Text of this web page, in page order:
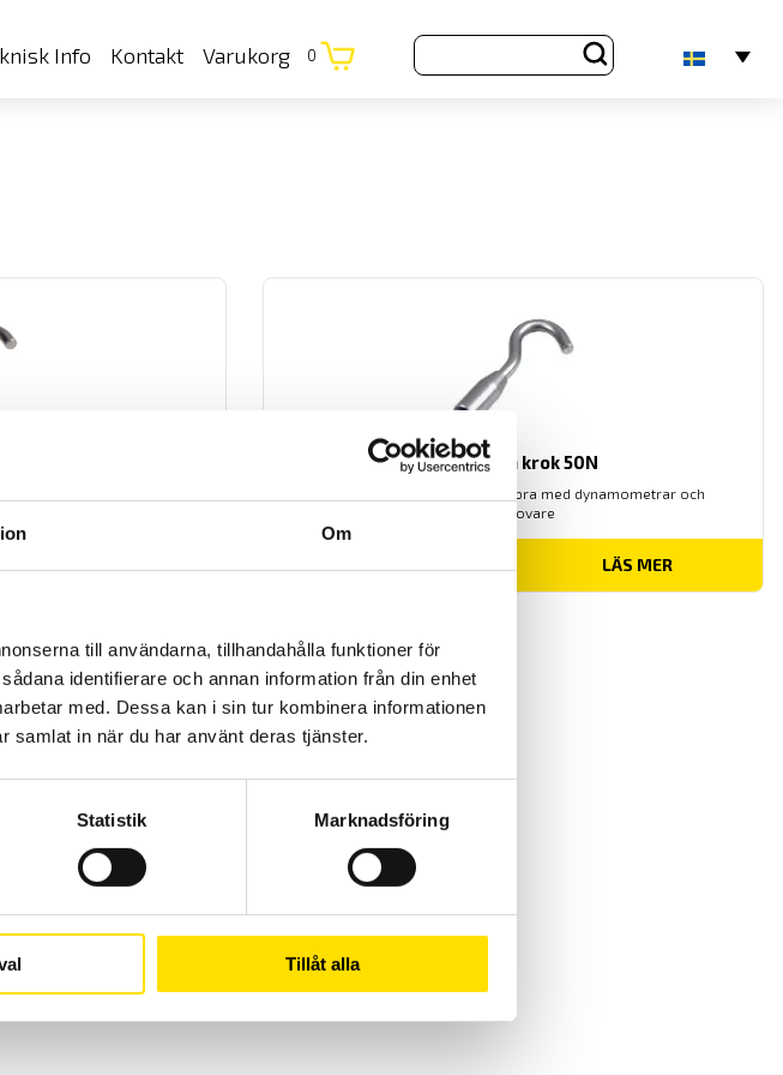
Om
till användarna, tillhandahålla funktioner för
identifierare och annan information från din enhet
med. Dessa kan i sin tur kombinera informationen
samlat in när du har använt deras tjänster.
Statistik Marknadsföring
Tillåt alla
Info Kontakt Varukorg 0
Mecmesin krok 50N
Mecmesin krok som passar bra med dynamometrar och
dragprovare
LÄS MER